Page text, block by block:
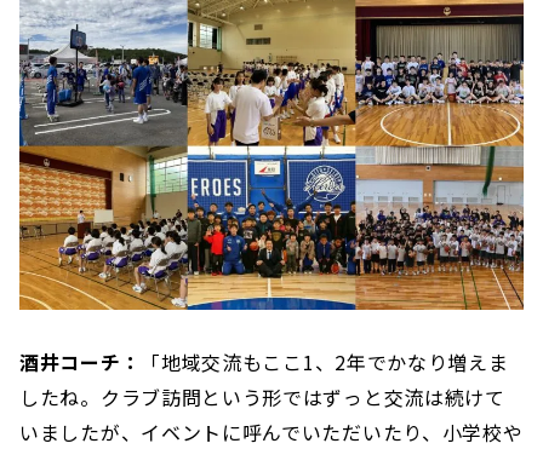
酒井コーチ：
「地域交流もここ1、2年でかなり増えま
したね。クラブ訪問という形ではずっと交流は続けて
いましたが、イベントに呼んでいただいたり、小学校や